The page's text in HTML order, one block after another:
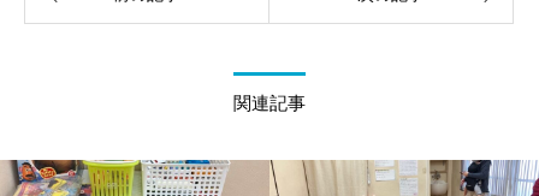
関連記事